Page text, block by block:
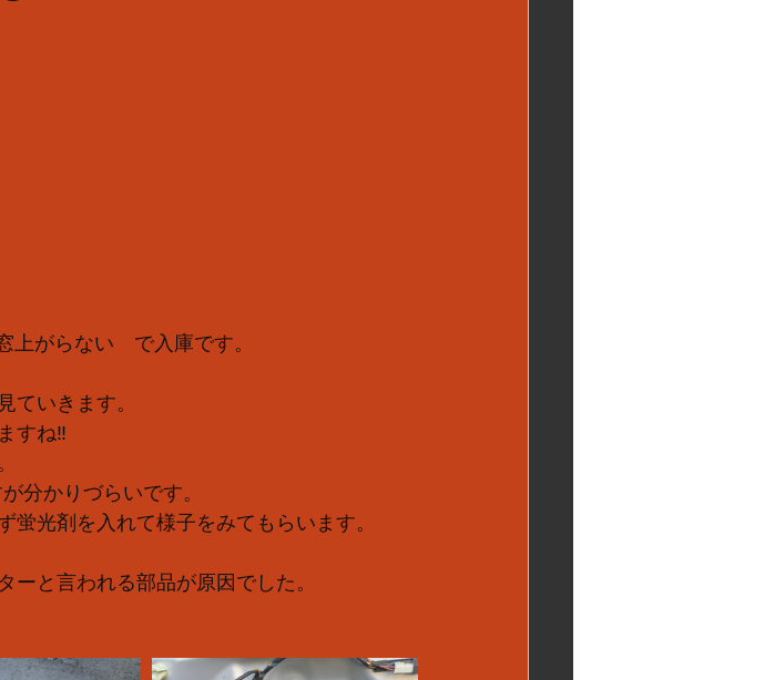
がらない　で入庫です。
ていきます。
すね‼︎
分かりづらいです。
光剤を入れて様子をみてもらいます。
と言われる部品が原因でした。